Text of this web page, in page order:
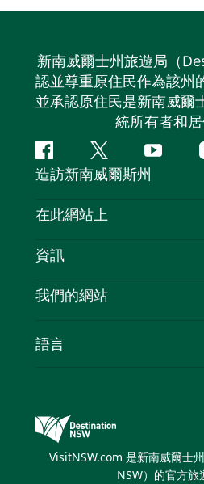
新南威爾士州旅遊局（
認並尊重原住民作為該州
並承認原住民是新南威爾
統所有者和居
Facebook嘰
嘰
喳
Youtube
造訪新南威爾斯州
聯絡我們
隱私
Cookie 通知
在此網站上
目的地
新南威爾斯州公路旅行
活動
資訊
旅行資訊
新南威爾斯的商業
我們的網站
新南威爾士州旅遊局（
語言
VisitNSW.com 是新南威爾士
NSW）的官方旅